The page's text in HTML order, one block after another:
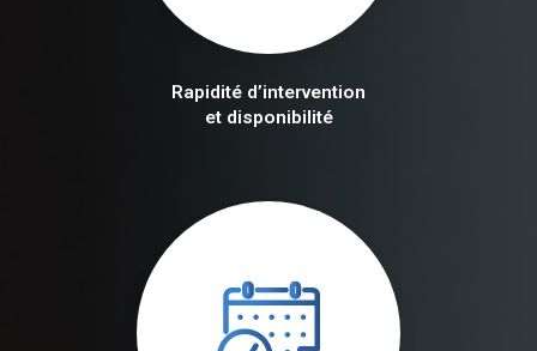
Rapidité d’intervention
et disponibilité